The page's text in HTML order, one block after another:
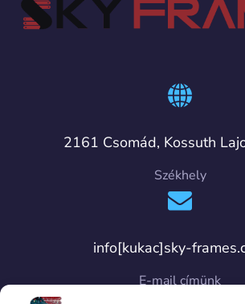
2161 Csomád, Kossuth
Székhely
info[kukac]sky-
E-mail címünk